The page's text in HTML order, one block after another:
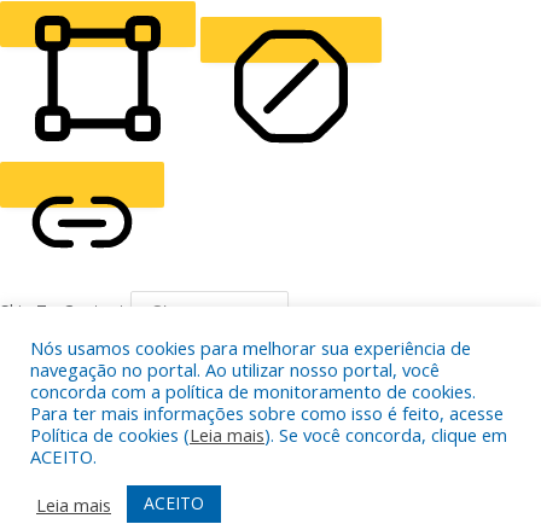
ALIGN TEXT
LIGHT CONTRAST HIGH CONTRAST
READING LINE
HIGHLIGHT CONTENT STOP ANIMATIONS
Nós usamos cookies para melhorar sua experiência de
navegação no portal. Ao utilizar nosso portal, você
concorda com a política de monitoramento de cookies.
Para ter mais informações sobre como isso é feito, acesse
Política de cookies (Leia mais). Se você concorda, clique em
ACEITO.
Leia mais
ACEITO